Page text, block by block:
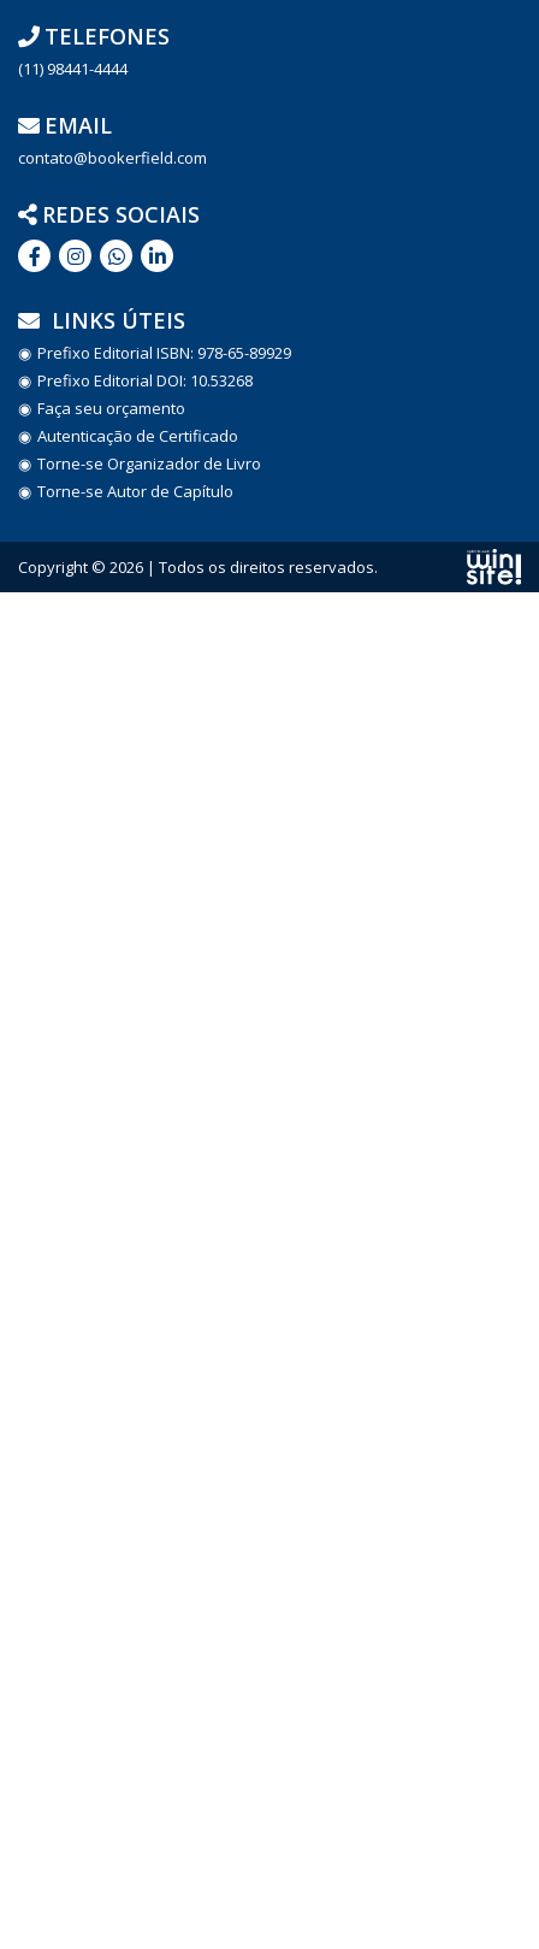
TELEFONES
(11) 98441-4444
EMAIL
contato@bookerfield.com
REDES SOCIAIS
LINKS ÚTEIS
Prefixo Editorial ISBN: 978-65-89929
Prefixo Editorial DOI: 10.53268
Faça seu orçamento
Autenticação de Certificado
Torne-se Organizador de Livro
Torne-se Autor de Capítulo
Copyright © 2026 | Todos os direitos reservados.